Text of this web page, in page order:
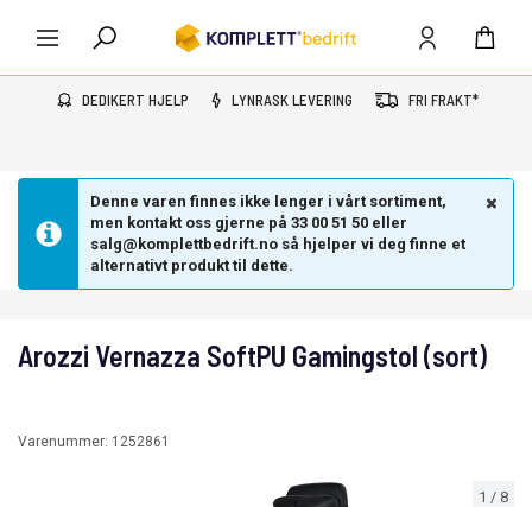
DEDIKERT HJELP LYNRASK LEVERING FRI FRAKT*
Denne varen finnes ikke lenger i vårt sortiment,
men kontakt oss gjerne på 33 00 51 50 eller
salg@komplettbedrift.no så hjelper vi deg finne et
alternativt produkt til dette.
1 / 8
Arozzi Vernazza SoftPU Gamingstol (sort)
Varenummer: 1252861